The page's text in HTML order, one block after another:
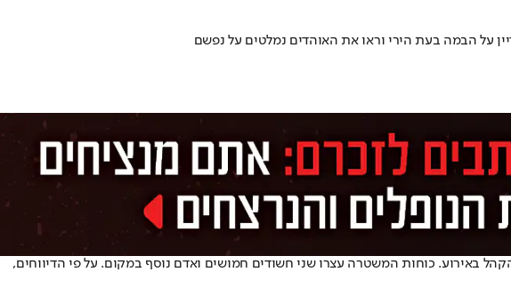
על הקהל באירוע. כוחות המשטרה עצרו שני חשודים חמושים ואדם נוסף במקום. על פי הדיווחים,